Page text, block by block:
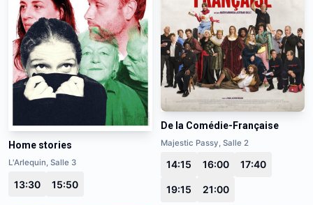
Home stories
L'Arlequin, Salle 3
13:30 15:50
De la Comédie-Française
Majestic Passy, Salle 2
14:15 16:00 17:40
19:15 21:00